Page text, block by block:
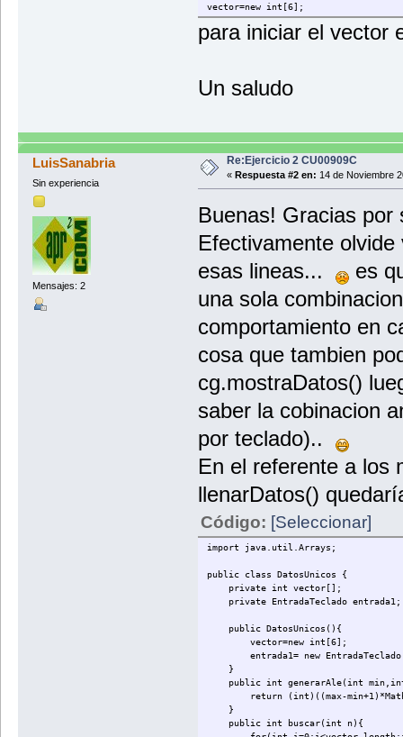
vector=new int[6];
para iniciar el vector
Un saludo
LuisSanabria
Sin experiencia
Mensajes: 2
Re:Ejercicio 2 CU00909C
« Respuesta #2 en: 14 de Noviembre
Buenas! Gracias
Efectivamente
esas lineas...
es
una sola
comportamiento en
cosa que tambien
cg.mostraDatos()
saber la cobinacion
por teclado)..
En el referente a los
llenarDatos()
Código: [Seleccionar]
import java.util.Arrays;
public class DatosUnicos {
private int vector[];
private EntradaTeclado entrada1;
public DatosUnicos(){
vector=new int[6];
entrada1= new
}
public int generarAle(int min,int
return (int)((max-
}
public int buscar(int n){